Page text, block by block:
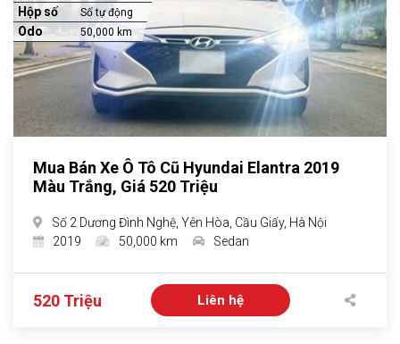
Hộp số Số tự động
Odo 50,000 km
Mua Bán Xe Ô Tô Cũ Hyundai Elantra 2019
Màu Trắng, Giá 520 Triệu
Số 2 Dương Đình Nghệ, Yên Hòa, Cầu Giấy, Hà Nội
2019
50,000 km Sedan
520 Triệu Liên hệ